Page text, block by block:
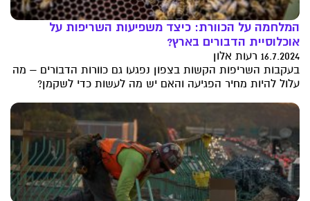
המלחמה על הכוורת: כיצד משפיעות השריפות על
אוכלוסיית הדבורים בארץ?
16.7.2024 רעות אלון
בעקבות השריפות הקשות בצפון נפגעו גם כוורות הדבורים – מה
עלול להיות מחיר הפגיעה והאם יש מה לעשות כדי לשקמן?